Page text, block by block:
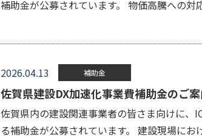
補助金が公募されています。 物価高騰への対
2026.04.13 補助金
佐賀県建設DX加速化事業費補助金のご
佐賀県内の建設関連事業者の皆さま向けに、
る補助金が公募されています。 建設現場に